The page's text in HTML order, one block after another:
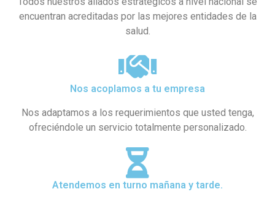
encuentran acreditadas por las mejores entidades de la
salud.
Nos acoplamos a tu empresa
Nos adaptamos a los requerimientos que usted tenga,
ofreciéndole un servicio totalmente personalizado.
Atendemos en turno mañana y tarde.